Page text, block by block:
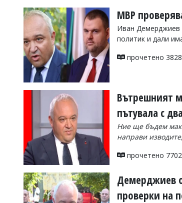
читателите
редакцията
отговорност
откриете
сигнализирайте
МВР
Иван Демерджиев
политик и дали
прочетено
Вътрешният
пътувала с
Ние ще бъдем
направи
прочетено
Демерджиев
проверки на